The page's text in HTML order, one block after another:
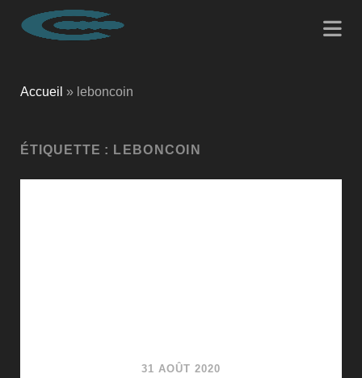
Accueil » leboncoin
ÉTIQUETTE : LEBONCOIN
31 AOÛT 2020